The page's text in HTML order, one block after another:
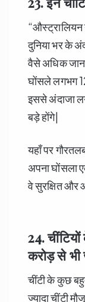
“औस्ट्रालियन
दुनिया भर के
वैसे अधिक
घोंसले लगभग
इससे अंदाजा
बड़े होंगे|
यहाँ पर
अपना घोंसला
वे सुरक्षित और
24.
करोड़ से भी
चींटी के कुछ
ज्यादा चींटी